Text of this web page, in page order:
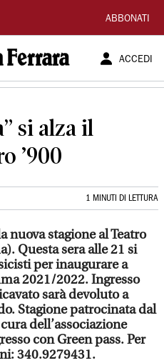
ABBONATI
ACCEDI
si alza il
’900
1 MINUTI DI LETTURA
nuova stagione al Teatro
Questa sera alle 21 si
per inaugurare a
2021/2022. Ingresso
sarà devoluto a
Stagione patrocinata dal
dell’associazione
con Green pass. Per
340.9279431.